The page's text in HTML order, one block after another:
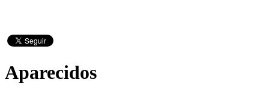
Aparecidos